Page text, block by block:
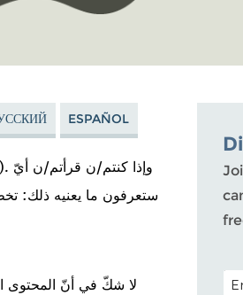
ESPAÑOL
لا شكّ في أنّ المحتوى